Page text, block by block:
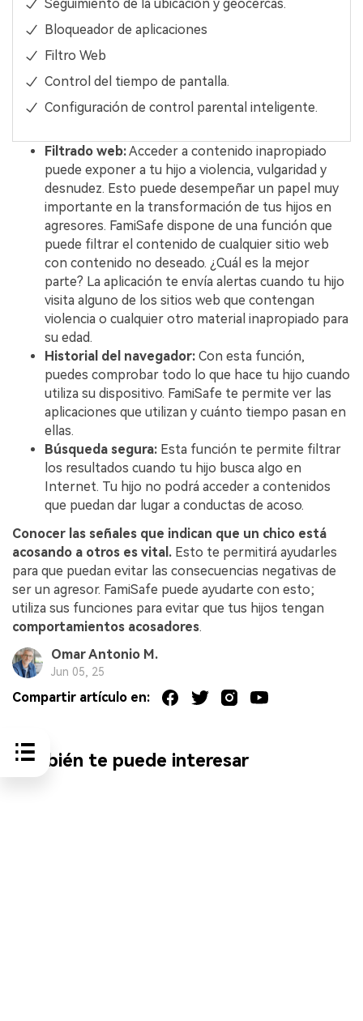
Seguimiento de la ubicación y geocercas.
Bloqueador de aplicaciones
Filtro Web
Control del tiempo de pantalla.
Configuración de control parental inteligente.
Filtrado web:Acceder a contenido inapropiado
puede exponer a tu hijo a violencia, vulgaridad y
desnudez.󠀲󠀩󠀨󠀩󠀧󠀣󠀧󠀨󠀳󠀰 Esto puede desempeñar un papel muy
importante en la transformación de tus hijos en
agresores. FamiSafe dispone de una función que
puede filtrar el contenido de cualquier sitio web
con contenido no deseado. ¿Cuál es la mejor
parte? La aplicación te envía alertas cuando tu hijo
visita alguno de los sitios web que contengan
violencia o cualquier otro material inapropiado para
su edad.
󠀰Historial del navegador: Con esta función,
puedes comprobar todo lo que hace tu hijo cuando
utiliza su dispositivo.󠀲󠀩󠀨󠀩󠀧󠀣󠀨󠀣󠀳󠀰 FamiSafe te permite ver las
aplicaciones que utilizan y cuánto tiempo pasan en
ellas.
󠀰Búsqueda segura: Esta función te permite filtrar
los resultados cuando tu hijo busca algo en
Internet.󠀲󠀩󠀨󠀩󠀧󠀣󠀨󠀥󠀳󠀰 Tu hijo no podrá acceder a contenidos
que puedan dar lugar a conductas de acoso.
󠀰Conocer las señales que indican que un chico está
acosando a otros es vital. Esto te permitirá ayudarles
para que puedan evitar las consecuencias negativas de
ser un agresor. FamiSafe puede ayudarte con esto;
utiliza sus funciones para evitar que tus hijos tengan
comportamientos acosadores.
Omar Antonio M.
Jun 05, 25
Compartir artículo en:
También te puede interesar